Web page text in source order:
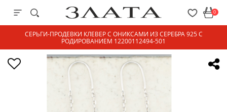
0
СЕРЬГИ-ПРОДЕВКИ КЛЕВЕР С ОНИКСАМИ ИЗ СЕРЕБРА 925 С
РОДИРОВАНИЕМ 12200112494-501